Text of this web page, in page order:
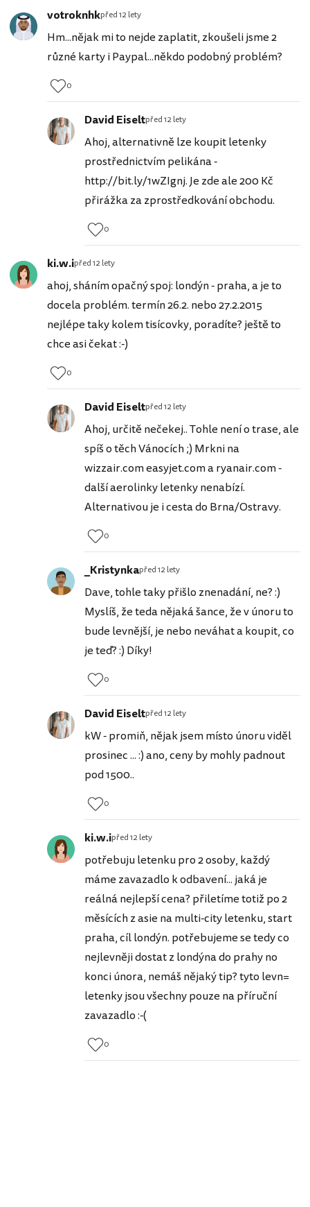
votroknhkpřed 12 lety
Hm...nějak mi to nejde zaplatit, zkoušeli jsme 2
různé karty i Paypal...někdo podobný problém?
0
David Eiseltpřed 12 lety
Ahoj, alternativně lze koupit letenky
prostřednictvím pelikána -
http://bit.ly/1wZIgnj. Je zde ale 200 Kč
přirážka za zprostředkování obchodu.
0
ki.w.ipřed 12 lety
ahoj, sháním opačný spoj: londýn - praha, a je to
docela problém. termín 26.2. nebo 27.2.2015
nejlépe taky kolem tisícovky, poradíte? ještě to
chce asi čekat :-)
0
David Eiseltpřed 12 lety
Ahoj, určitě nečekej.. Tohle není o trase, ale
spíš o těch Vánocích ;) Mrkni na
wizzair.com easyjet.com a ryanair.com -
další aerolinky letenky nenabízí.
Alternativou je i cesta do Brna/Ostravy.
0
_Kristynkapřed 12 lety
Dave, tohle taky přišlo znenadání, ne? :)
Myslíš, že teda nějaká šance, že v únoru to
bude levnější, je nebo neváhat a koupit, co
je teď? :) Díky!
0
David Eiseltpřed 12 lety
kW - promiň, nějak jsem místo únoru viděl
prosinec ... :) ano, ceny by mohly padnout
pod 1500..
0
ki.w.ipřed 12 lety
potřebuju letenku pro 2 osoby, každý
máme zavazadlo k odbavení... jaká je
reálná nejlepší cena? přiletíme totiž po 2
měsících z asie na multi-city letenku, start
praha, cíl londýn. potřebujeme se tedy co
nejlevněji dostat z londýna do prahy no
konci února, nemáš nějaký tip? tyto levn=
letenky jsou všechny pouze na příruční
zavazadlo :-(
0